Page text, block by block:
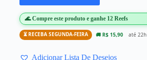
🌊 Compre este produto e ganhe 12 Reefs
⏳ RECEBA SEGUNDA-FEIRA 🚚 R$ 15,90 até 22h
Adicionar Lista De Desejos